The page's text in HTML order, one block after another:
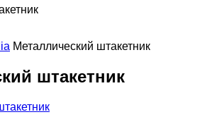
Металлический штакетник
штакетник